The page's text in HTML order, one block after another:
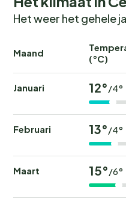
Het weer het gehele
Maand
(°C)
Januari 12° /4°
Februari 13° /4°
Maart 15° /6°